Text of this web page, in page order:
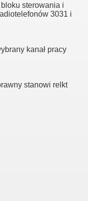
bloku sterowania i
3031 i
kanał pracy
stanowi relkt